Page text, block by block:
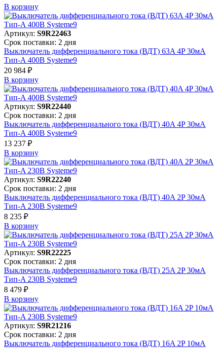
В корзинy
Артикул: S9R22463
Срок поставки: 2 дня
Выключатель дифференциального тока (ВДТ) 63A 4P 30мА
Тип-A 400В Systeme9
20 984 ₽
В корзинy
Артикул: S9R22440
Срок поставки: 2 дня
Выключатель дифференциального тока (ВДТ) 40A 4P 30мА
Тип-A 400В Systeme9
13 237 ₽
В корзинy
Артикул: S9R22240
Срок поставки: 2 дня
Выключатель дифференциального тока (ВДТ) 40A 2P 30мА
Тип-A 230В Systeme9
8 235 ₽
В корзинy
Артикул: S9R22225
Срок поставки: 2 дня
Выключатель дифференциального тока (ВДТ) 25A 2P 30мА
Тип-A 230В Systeme9
8 479 ₽
В корзинy
Артикул: S9R21216
Срок поставки: 2 дня
Выключатель дифференциального тока (ВДТ) 16A 2P 10мА